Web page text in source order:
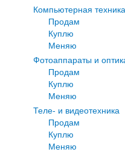
Компьютерная техника
Продам
Куплю
Меняю
Фотоаппараты и
Продам
Куплю
Меняю
Теле- и видеотехника
Продам
Куплю
Меняю